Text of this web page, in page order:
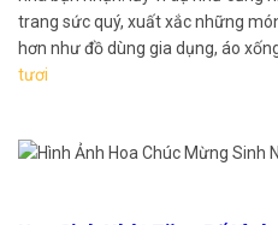
trang sức quý, xuất xắc những
hơn như đồ dùng gia dụng, áo
tươi